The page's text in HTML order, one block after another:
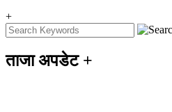
+
ताजा अपडेट +